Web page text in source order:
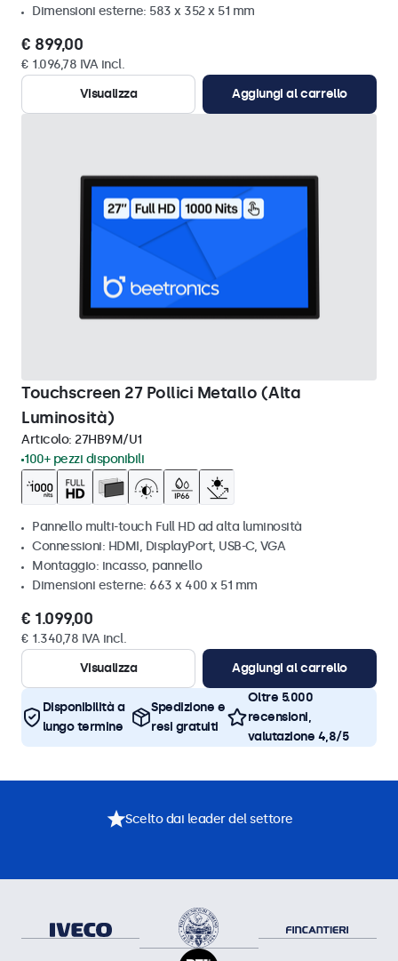
Dimensioni esterne: 583 x 352 x 51 mm
€ 899,00
€ 1.096,78 IVA incl.
Visualizza
Aggiungi al carrello
Touchscreen 27 Pollici Metallo (Alta
Luminosità)
Articolo: 27HB9M/U1
100+ pezzi disponibili
Pannello multi-touch Full HD ad alta luminosità
Connessioni: HDMI, DisplayPort, USB-C, VGA
Montaggio: incasso, pannello
Dimensioni esterne: 663 x 400 x 51 mm
€ 1.099,00
€ 1.340,78 IVA incl.
Visualizza
Aggiungi al carrello
Disponibilità a
lungo termine
Spedizione e
resi gratuiti
Oltre 5.000
recensioni,
valutazione 4,8/5
Scelto dai leader del settore